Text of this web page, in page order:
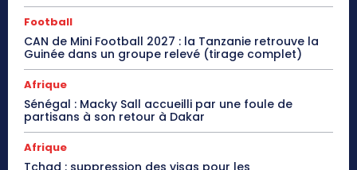
Football
CAN de Mini Football 2027 : la Tanzanie retrouve la
Guinée dans un groupe relevé (tirage complet)
Afrique
Sénégal : Macky Sall accueilli par une foule de
partisans à son retour à Dakar
Afrique
Tchad : suppression des visas pour les